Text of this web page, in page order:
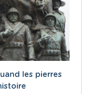
les pierres